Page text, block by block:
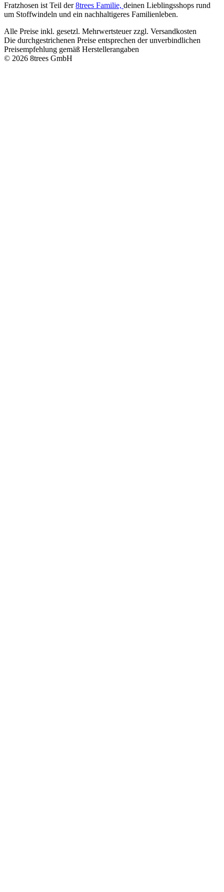
Fratzhosen ist Teil der8trees Familie, deinen Lieblingsshops rund
um Stoffwindeln und ein nachhaltigeres Familienleben.
Alle Preise inkl. gesetzl. Mehrwertsteuer zzgl. Versandkosten
Die durchgestrichenen Preise entsprechen der unverbindlichen
Preisempfehlung gemäß Herstellerangaben
© 2026 8trees GmbH